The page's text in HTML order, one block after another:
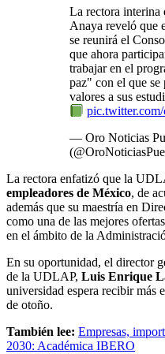
La rectora interina
Anaya reveló que
se reunirá el
que ahora
trabajar en el
paz" con el que se
valores a sus
— Oro Noticias
La rectora enfatizó que la
empleadores de México, de
además que su maestría en
como una de las mejores
en el ámbito de la
En su oportunidad, el director
de la UDLAP, Luis Enrique
universidad espera recibir más
de otoño.
También lee: Empresas,
2030: Académica IBERO